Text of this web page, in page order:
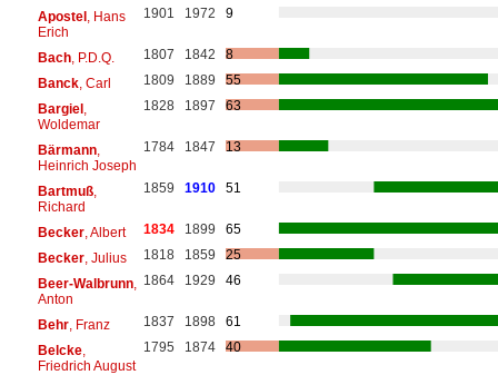
Apostel, Hans
Erich
1901 1972 9
Bach, P.D.Q. 1807 1842
8
Banck, Carl 1809 1889
55
Bargiel,
Woldemar
1828 1897 63
Bärmann,
Heinrich Joseph
1784 1847 13
Bartmuß,
Richard
1859 1910 51
Becker, Albert 1834 1899
65
Becker, Julius 1818 1859
25
Beer-Walbrunn,
Anton
1864 1929 46
Behr, Franz 1837 1898
61
Belcke,
Friedrich August
1795 1874 40